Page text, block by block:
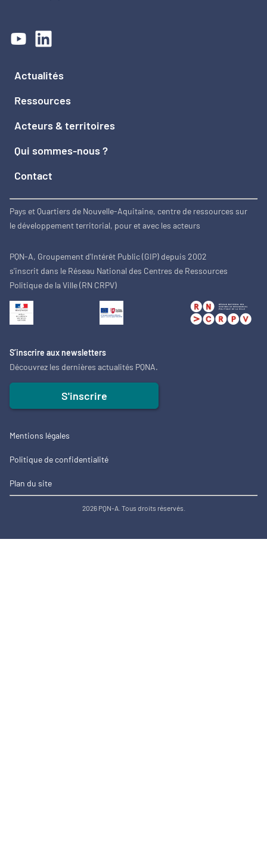
Actualités
Ressources
Acteurs & territoires
Qui sommes-nous ?
Contact
Pays et Quartiers de Nouvelle-Aquitaine, centre de ressources sur
le développement territorial, pour et avec les acteurs
PQN-A, Groupement d'Intérêt Public (GIP) depuis 2002
s'inscrit dans le Réseau National des Centres de Ressources
Politique de la Ville (RN CRPV)
S’inscrire aux newsletters
Découvrez les dernières actualités PQNA.
S'inscrire
Mentions légales
Politique de confidentialité
Plan du site
2026 PQN-A. Tous droits réservés.